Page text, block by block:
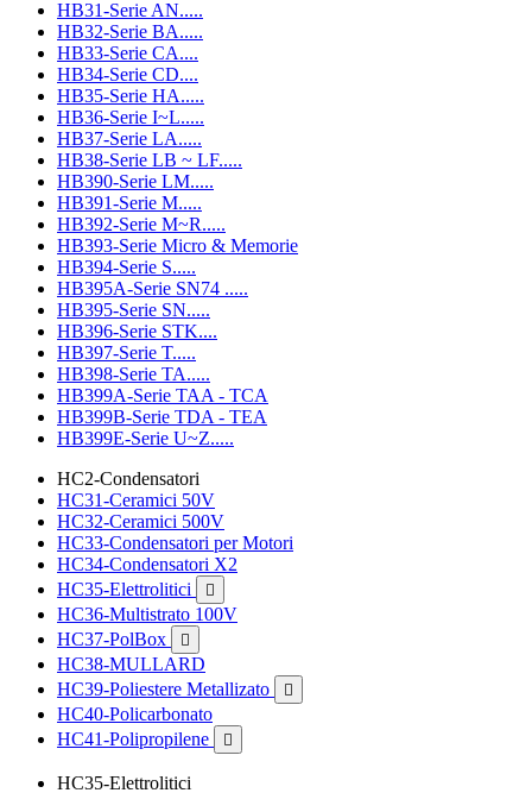
HB31-Serie AN.....
HB32-Serie BA.....
HB33-Serie CA....
HB34-Serie CD....
HB35-Serie HA.....
HB36-Serie I~L.....
HB37-Serie LA.....
HB38-Serie LB ~ LF.....
HB390-Serie LM.....
HB391-Serie M.....
HB392-Serie M~R.....
HB393-Serie Micro & Memorie
HB394-Serie S.....
HB395A-Serie SN74 .....
HB395-Serie SN.....
HB396-Serie STK....
HB397-Serie T.....
HB398-Serie TA.....
HB399A-Serie TAA - TCA
HB399B-Serie TDA - TEA
HB399E-Serie U~Z.....
HC2-Condensatori
HC31-Ceramici 50V
HC32-Ceramici 500V
HC33-Condensatori per Motori
HC34-Condensatori X2
HC35-Elettrolitici

HC36-Multistrato 100V
HC37-PolBox

HC38-MULLARD
HC39-Poliestere Metallizato

HC40-Policarbonato
HC41-Polipropilene

HC35-Elettrolitici